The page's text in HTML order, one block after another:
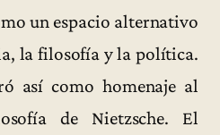
un espacio alternativo
la filosofía y la política.
así como homenaje al
de Nietzsche. El